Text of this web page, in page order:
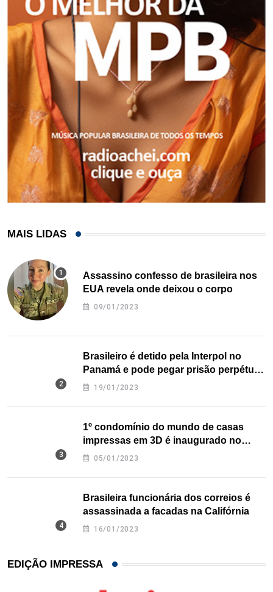
MAIS LIDAS
Assassino confesso de brasileira nos
EUA revela onde deixou o corpo
09/01/2023
Brasileiro é detido pela Interpol no
Panamá e pode pegar prisão perpétua
nos EUA
19/01/2023
1º condomínio do mundo de casas
impressas em 3D é inaugurado no
Texas
05/01/2023
Brasileira funcionária dos correios é
assassinada a facadas na Califórnia
16/01/2023
EDIÇÃO IMPRESSA